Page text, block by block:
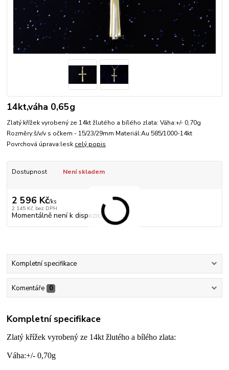
14kt,váha 0,65g
Zlatý křížek vyrobený ze 14kt žlutého a bílého zlata: Váha:+/- 0,70g
Rozměry:š/v/v s očkem - 15/23/29mm Materiál:Au 585/1000-14kt
Povrchová úprava:lesk celý popis
Dostupnost Není skladem
2 596 Kč/ks
2 145 Kč bez DPH
Momentálně není k dispozici
Kompletní specifikace
Komentáře 0
Kompletní specifikace
Zlatý křížek vyrobený ze 14kt žlutého a bílého zlata:
Váha:+/- 0,70g